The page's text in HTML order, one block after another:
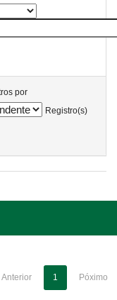
por
Registro(s)
Anterior 1 Póximo